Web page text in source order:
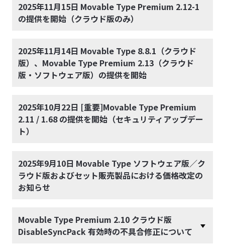
2025年11月15日 Movable Type Premium 2.12-1
の提供を開始（クラウド版のみ）
2025年11月14日 Movable Type 8.8.1（クラウド
版）、Movable Type Premium 2.13（クラウド
版・ソフトウェア版）の提供を開始
2025年10月22日 [重要]Movable Type Premium
2.11 / 1.68 の提供を開始（セキュリティアップデー
ト）
2025年9月10日 Movable Type ソフトウェア版／ク
ラウド版およびセット販売製品における価格改定の
お知らせ
Movable Type Premium 2.10 クラウド版
DisableSyncPack 有効時の不具合修正について